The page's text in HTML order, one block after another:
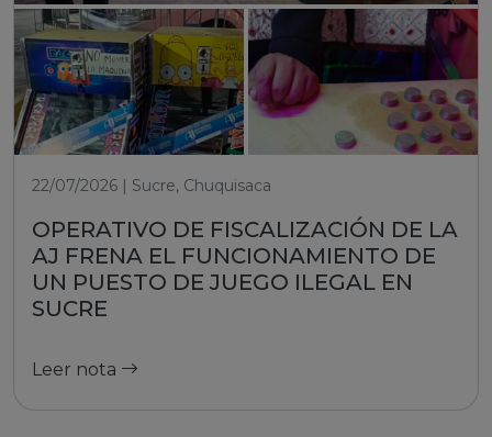
22/07/2026 | Sucre, Chuquisaca
OPERATIVO DE FISCALIZACIÓN DE LA
AJ FRENA EL FUNCIONAMIENTO DE
UN PUESTO DE JUEGO ILEGAL EN
SUCRE
Leer nota